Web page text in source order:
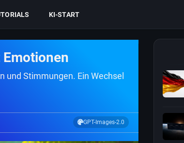
KI-START
und Stimmungen. Ein Wechsel
GPT-Images-2.0